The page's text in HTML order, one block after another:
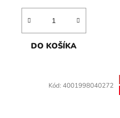
DO KOŠÍKA
Kód: 4001998040272